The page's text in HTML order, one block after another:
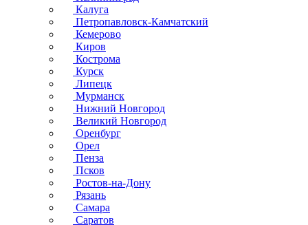
Калуга
Петропавловск-Камчатский
Кемерово
Киров
Кострома
Курск
Липецк
Мурманск
Нижний Новгород
Великий Новгород
Оренбург
Орел
Пенза
Псков
Ростов-на-Дону
Рязань
Самара
Саратов